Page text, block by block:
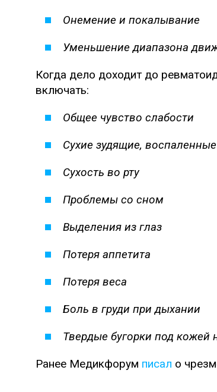
Онемение и покалывание
Уменьшение диапазона
Когда дело доходит до
включать:
Общее чувство слабости
Сухие зудящие, воспаленные
Сухость во рту
Проблемы со сном
Выделения из глаз
Потеря аппетита
Потеря веса
Боль в груди при дыхании
Твердые бугорки под кожей
Ранее Медикфорум писал о